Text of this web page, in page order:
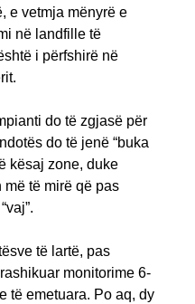
e vetmja mënyrë e
në landfille të
i përfshirë në
do të zgjasë për
do të jenë “buka
kësaj zone, duke
më të mirë që pas
të lartë, pas
monitorime 6-
të emetuara. Po aq, dy